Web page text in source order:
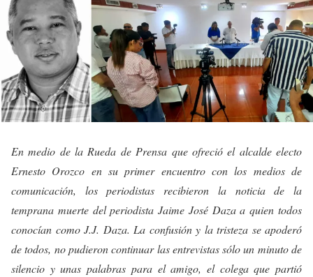
En medio de la Rueda de Prensa que ofreció el alcalde electo
Ernesto Orozco en su primer encuentro con los medios de
comunicación, los periodistas recibieron la noticia de la
temprana muerte del periodista Jaime José Daza a quien todos
conocían como J.J. Daza. La confusión y la tristeza se apoderó
de todos, no pudieron continuar las entrevistas sólo un minuto de
silencio y unas palabras para el amigo, el colega que partió